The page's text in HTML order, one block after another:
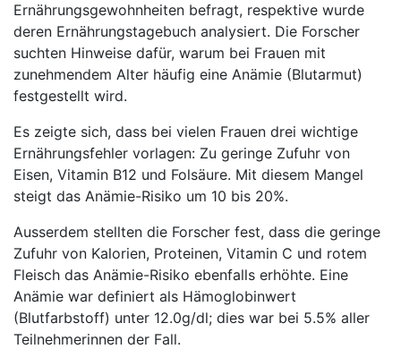
Ernährungsgewohnheiten befragt, respektive wurde
deren Ernährungstagebuch analysiert. Die Forscher
suchten Hinweise dafür, warum bei Frauen mit
zunehmendem Alter häufig eine Anämie (Blutarmut)
festgestellt wird.
Es zeigte sich, dass bei vielen Frauen drei wichtige
Ernährungsfehler vorlagen: Zu geringe Zufuhr von
Eisen, Vitamin B12 und Folsäure. Mit diesem Mangel
steigt das Anämie-Risiko um 10 bis 20%.
Ausserdem stellten die Forscher fest, dass die geringe
Zufuhr von Kalorien, Proteinen, Vitamin C und rotem
Fleisch das Anämie-Risiko ebenfalls erhöhte. Eine
Anämie war definiert als Hämoglobinwert
(Blutfarbstoff) unter 12.0g/dl; dies war bei 5.5% aller
Teilnehmerinnen der Fall.